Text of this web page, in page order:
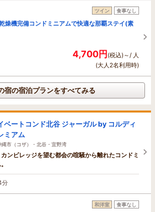
ツイン 食事なし
燥機完備コンドミニアムで快適な那覇ステイ(素
4,700円(税込)～/ 人
(大人2名利用時)
宿の宿泊プランをすべてみる
ベートコンド北谷 ジャーガル by コルディ
ミアム
市（コザ）・北谷・宜野湾
ンビレッジを望む都会の喧騒から離れたコンドミ
分
和洋室 食事なし